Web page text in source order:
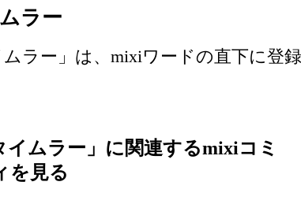
ラー
ムラー」は、mixiワードの直下に登
イムラー」に関連するmixiコミ
を見る